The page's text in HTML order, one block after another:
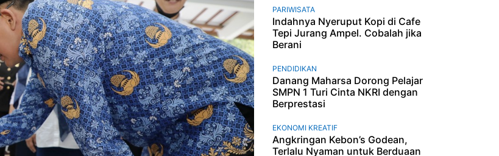
PARIWISATA
Indahnya Nyeruput Kopi di Cafe
Tepi Jurang Ampel. Cobalah jika
Berani
PENDIDIKAN
Danang Maharsa Dorong Pelajar
SMPN 1 Turi Cinta NKRI dengan
Berprestasi
EKONOMI KREATIF
Angkringan Kebon’s Godean,
Terlalu Nyaman untuk Berduaan